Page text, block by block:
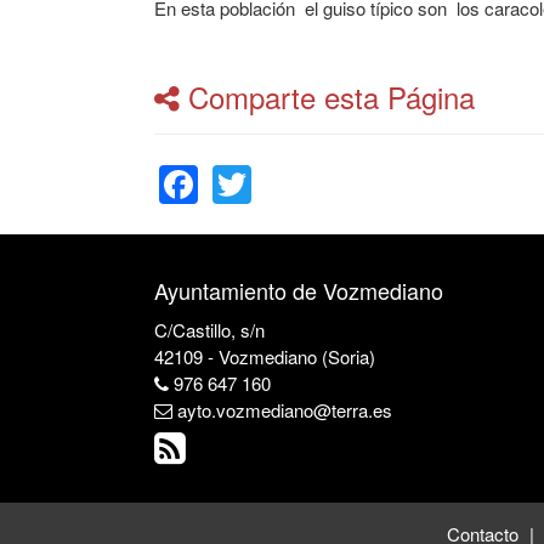
En esta población el guiso típico son los
Comparte esta Página
Facebook
Ayuntamiento de Vozmediano
C/Castillo, s/n
42109 - Vozmediano (Soria)
976 647 160
ayto.vozmediano@terra.es
Contacto